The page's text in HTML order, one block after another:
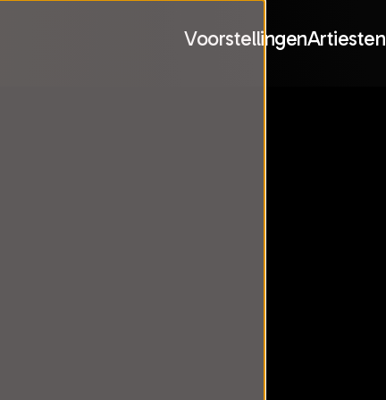
VoorstellingenArtiesten